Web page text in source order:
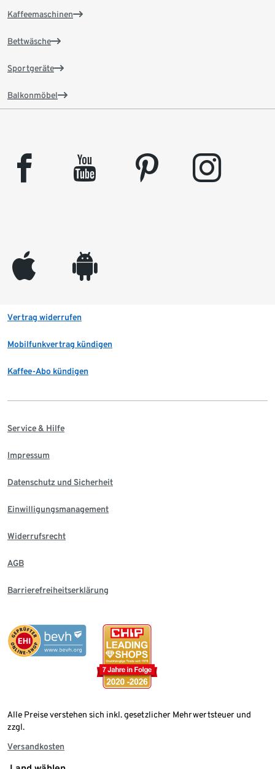
Kaffeemaschinen
Bettwäsche
Sportgeräte
Balkonmöbel
facebook youtube pinterest instagram
appleinc android
Vertrag widerrufen
Mobilfunkvertrag kündigen
Kaffee-Abo kündigen
Service & Hilfe
Impressum
Datenschutz und Sicherheit
Einwilligungsmanagement
Widerrufsrecht
AGB
Barrierefreiheitserklärung
Alle Preise verstehen sich inkl. gesetzlicher Mehrwertsteuer und
zzgl.
Versandkosten